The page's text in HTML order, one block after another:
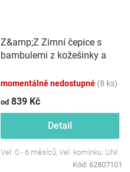
Z&amp;Z Zimní čepice s
bambulemi z kožešinky a
momentálně nedostupné (8 ks)
od 839 Kč
Detail
Vel: 0 - 6 měsíců, Vel. komínku: UNI
Kód: 62807101